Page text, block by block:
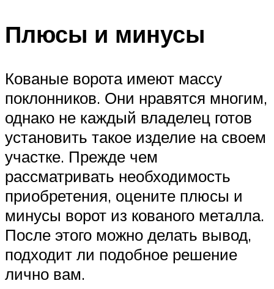
Плюсы и минусы
Кованые ворота имеют массу
поклонников. Они нравятся многим,
однако не каждый владелец готов
установить такое изделие на своем
участке. Прежде чем
рассматривать необходимость
приобретения, оцените плюсы и
минусы ворот из кованого металла.
После этого можно делать вывод,
подходит ли подобное решение
лично вам.